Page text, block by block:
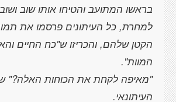
למחרת, כל העיתונים פרסמו את
הקטן שלהם, והכריזו ש"כח החיים
"מאיפה לקחת את הכוחות האלה?"